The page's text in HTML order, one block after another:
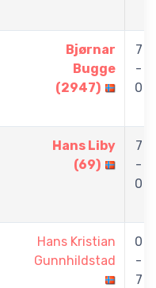
Bjørnar
Bugge
(2947)
7
-
0
Hans Liby
(69)
7
-
0
Hans Kristian
Gunnhildstad
0
-
7